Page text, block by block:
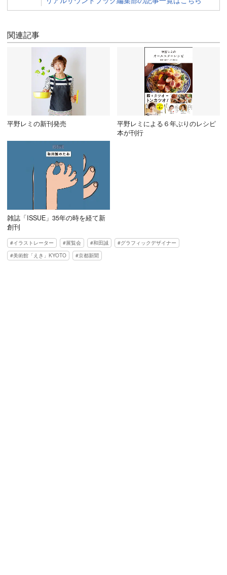
関連記事
平野レミの新刊発売
平野レミによる６年ぶりのレシピ
本が刊行
雑誌「ISSUE」35年の時を経て新
創刊
イラストレーター 展覧会 和田誠
グラフィックデザイナー
美術館「えき」KYOTO
京都新聞